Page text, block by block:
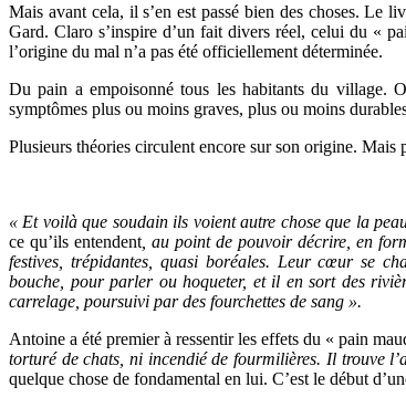
Mais avant cela, il s’en est passé bien des choses. Le
Gard. Claro s’inspire d’un fait divers réel, celui du «
l’origine du mal n’a pas été officiellement déterminée.
Du pain a empoisonné tous les habitants du village.
symptômes plus ou moins graves, plus ou moins
Plusieurs théories circulent encore sur son origine.
« Et voilà que soudain ils voient autre chose que la
ce qu’ils entendent , au point de pouvoir décrire, en
festives, trépidantes, quasi boréales. Leur cœur se
bouche, pour parler ou hoqueter, et il en sort des
carrelage, poursuivi par des fourchettes de sang ».
Antoine a été premier à ressentir les effets du « pain
torturé de chats, ni incendié de fourmilières. Il trouve
quelque chose de fondamental en lui. C’est le début